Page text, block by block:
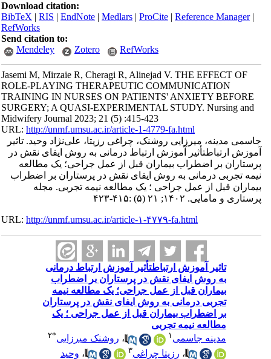
Download citation:
BibTeX|RIS|EndNote|Medlars|ProCite|Reference Manager
RefWorks
Send citation to:
Mendeley
Zotero RefWorks
Jasemi M, Mirzaie R, Cheragi R, Alinejad V. THE EFFECT OF
ROLE-PLAYING THERAPEUTIC COMMUNICATION
TRAINING IN NURSES ON PATIENTS' ANXIETY BEFORE
SURGERY; A QUASI-EXPERIMENTAL STUDY. Nursing and
Midwifery Journal 2023; 21 (5) :415-423
URL:http://unmf.umsu.ac.ir/article-1-4779-fa.html
جاسمی مدینه، میرزایی روشنک، چراغی رزیتا، علی‌نژاد وحید. تاثیر
آموزش ارتباطتأثیر آموزش ارتباط درمانی به روش ایفای نقش در
پرستاران بر اضطراب بیماران قبل از عمل جراحی؛ یک مطالعه
نیمه تجربی درمانی به روش ایفای نقش در پرستاران بر اضطراب
بیماران قبل از عمل جراحی ؛ یک مطالعه نیمه تجربی. مجله
پرستاری و مامایی. ۱۴۰۲; ۲۱ (۵) :۴۱۵-۴۲۳
URL:http://unmf.umsu.ac.ir/article-۱-۴۷۷۹-fa.html
تاثیر آموزش ارتباطتأثیر آموزش ارتباط درمانی
به روش ایفای نقش در پرستاران بر اضطراب
بیماران قبل از عمل جراحی؛ یک مطالعه نیمه
تجربی درمانی به روش ایفای نقش در پرستاران
بر اضطراب بیماران قبل از عمل جراحی ؛ یک
مطالعه نیمه تجربی
مدینه جاسمی
،روشنک میرزایی ۲
،رزیتا چراغی ،وحید